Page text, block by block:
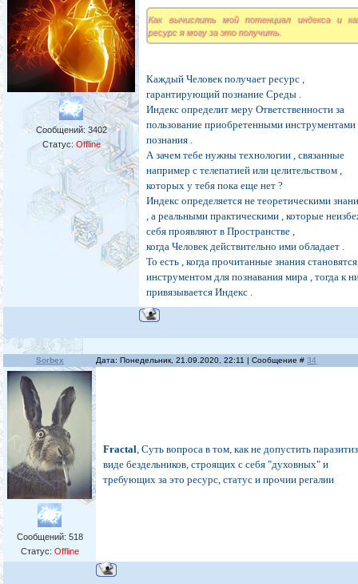
Сообщений: 3402
Статус: Offline
Как вычислить мой потенциал индекса и
ресурс я могу за это получить.
Каждый Человек получает ресурс ,
гарантирующий познание Среды .
Индекс определит меру Ответственности за
пользование приобретенными инструментами
познания .
А зачем тебе нужны технологии , связанные
например с телепатией или целительством ,
которых у тебя пока еще нет ?
Индекс определяется не теоретическими
, а реальными практическими , которые
себя проявляют в Пространстве ,
когда Человек действительно ими обладает .
То есть , когда прочитанные знания становятся
инструментом для познавания мира , тогда к
привязывается Индекс .
Sorbex Дата: Понедельник, 21.09.2020, 22:11 | Сообщение #34
Сообщений: 518
Статус: Offline
Fractal, Суть вопроса в том, как не допустить
виде бездельников, строящих с себя "духовных" и
требующих за это ресурс, статус и прочии регалии